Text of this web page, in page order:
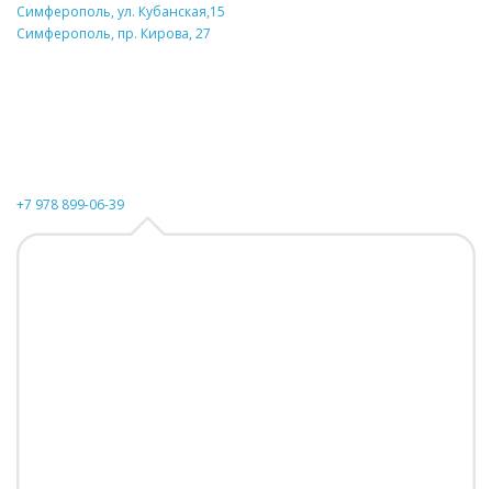
Симферополь, ул. Кубанская,15
Симферополь, пр. Кирова, 27
+7 978 899-06-39